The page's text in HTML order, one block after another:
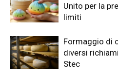
Unito per la
limiti
Formaggio di
diversi
Stec